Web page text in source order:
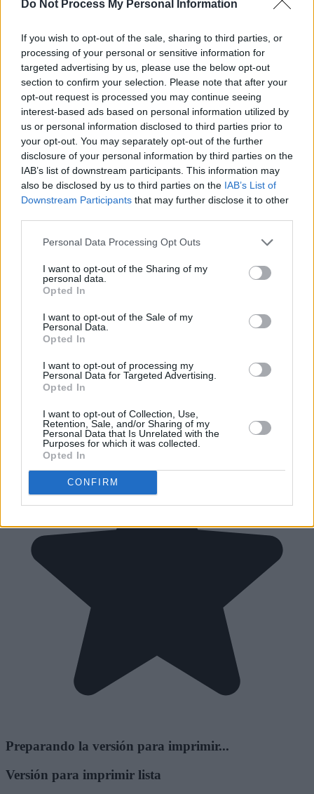
Do Not Process My Personal Information
If you wish to opt-out of the sale, sharing to third parties, or
processing of your personal or sensitive information for
targeted advertising by us, please use the below opt-out
section to confirm your selection. Please note that after your
opt-out request is processed you may continue seeing
interest-based ads based on personal information utilized by
us or personal information disclosed to third parties prior to
your opt-out. You may separately opt-out of the further
disclosure of your personal information by third parties on the
IAB’s list of downstream participants. This information may
also be disclosed by us to third parties on the IAB’s List of
Downstream Participants that may further disclose it to other
Personal Data Processing Opt Outs
I want to opt-out of the Sharing of my
personal data.
Opted In
I want to opt-out of the Sale of my
Personal Data.
Opted In
I want to opt-out of processing my
Personal Data for Targeted Advertising.
Opted In
I want to opt-out of Collection, Use,
Retention, Sale, and/or Sharing of my
Personal Data that Is Unrelated with the
Purposes for which it was collected.
Opted In
CONFIRM
Preparando la versión para imprimir...
Versión para imprimir lista